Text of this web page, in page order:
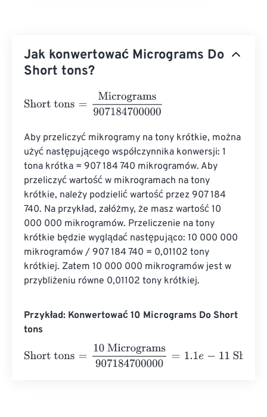
Jak konwertować Micrograms Do
Short tons?
Short tons Micrograms907184700000
Aby przeliczyć mikrogramy na tony krótkie, można
użyć następującego współczynnika konwersji: 1
tona krótka = 907 184 740 mikrogramów. Aby
przeliczyć wartość w mikrogramach na tony
krótkie, należy podzielić wartość przez 907 184
740. Na przykład, załóżmy, że masz wartość 10
000 000 mikrogramów. Przeliczenie na tony
krótkie będzie wyglądać następująco: 10 000 000
mikrogramów / 907 184 740 = 0,01102 tony
krótkiej. Zatem 10 000 000 mikrogramów jest w
przybliżeniu równe 0,01102 tony krótkiej.
Przykład: Konwertować 10 Micrograms Do Short
tons
Short tons
10 Micrograms907184700000 1.1e - 11 Short